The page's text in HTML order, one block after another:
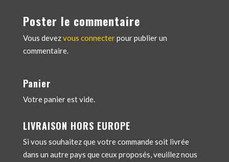
Poster le commentaire
Vous devezvous connecterpour publier un
commentaire.
Panier
Votre panier est vide.
LIVRAISON HORS EUROPE
Si vous souhaitez que votre commande soit livrée
dans un autre pays que ceux proposés, veuillez nous